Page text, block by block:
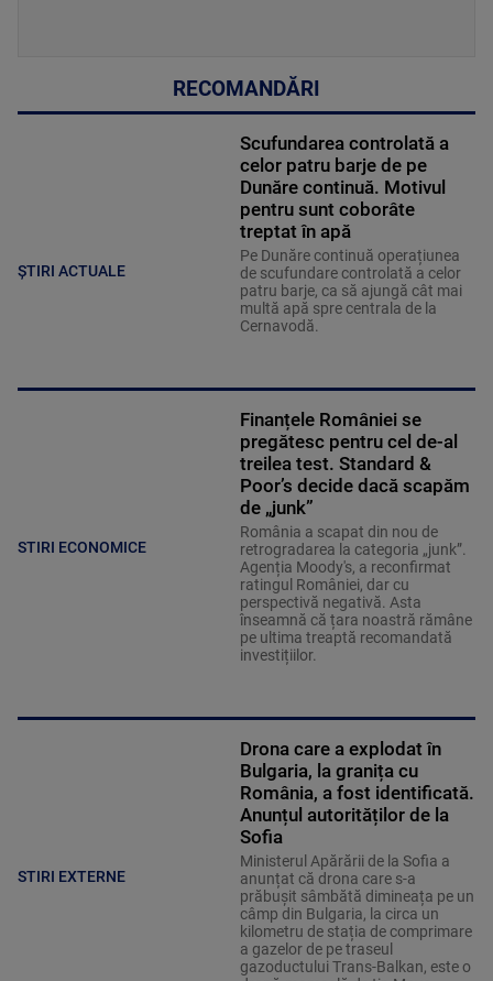
RECOMANDĂRI
ȘTIRI ACTUALE
Scufundarea controlată a
celor patru barje de pe
Dunăre continuă. Motivul
pentru sunt coborâte
treptat în apă
Pe Dunăre continuă operațiunea
de scufundare controlată a celor
patru barje, ca să ajungă cât mai
multă apă spre centrala de la
Cernavodă.
STIRI ECONOMICE
Finanțele României se
pregătesc pentru cel de-al
treilea test. Standard &
Poor’s decide dacă scapăm
de „junk”
România a scapat din nou de
retrogradarea la categoria „junk”.
Agenția Moody's, a reconfirmat
ratingul României, dar cu
perspectivă negativă. Asta
înseamnă că țara noastră rămâne
pe ultima treaptă recomandată
investițiilor.
STIRI EXTERNE
Drona care a explodat în
Bulgaria, la granița cu
România, a fost identificată.
Anunțul autorităților de la
Sofia
Ministerul Apărării de la Sofia a
anunțat că drona care s-a
prăbușit sâmbătă dimineața pe un
câmp din Bulgaria, la circa un
kilometru de stația de comprimare
a gazelor de pe traseul
gazoductului Trans-Balkan, este o